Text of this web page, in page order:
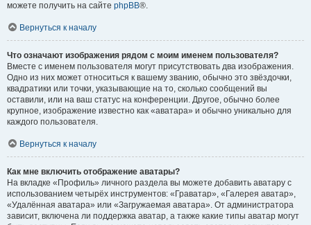
можете получить на сайте phpBB®.
Вернуться к началу
Что означают изображения рядом с моим именем пользователя?
Вместе с именем пользователя могут присутствовать два изображения.
Одно из них может относиться к вашему званию, обычно это звёздочки,
квадратики или точки, указывающие на то, сколько сообщений вы
оставили, или на ваш статус на конференции. Другое, обычно более
крупное, изображение известно как «аватара» и обычно уникально для
каждого пользователя.
Вернуться к началу
Как мне включить отображение аватары?
На вкладке «Профиль» личного раздела вы можете добавить аватару с
использованием четырёх инструментов: «Граватар», «Галерея аватар»,
«Удалённая аватара» или «Загружаемая аватара». От администратора
зависит, включена ли поддержка аватар, а также какие типы аватар могут